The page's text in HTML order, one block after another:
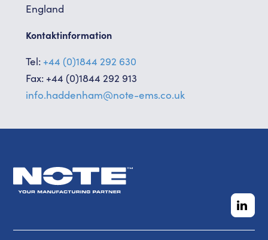
England
Kontaktinformation
Tel: +44 (0)1844 292 630
Fax: +44 (0)1844 292 913
info.haddenham@note-ems.co.uk